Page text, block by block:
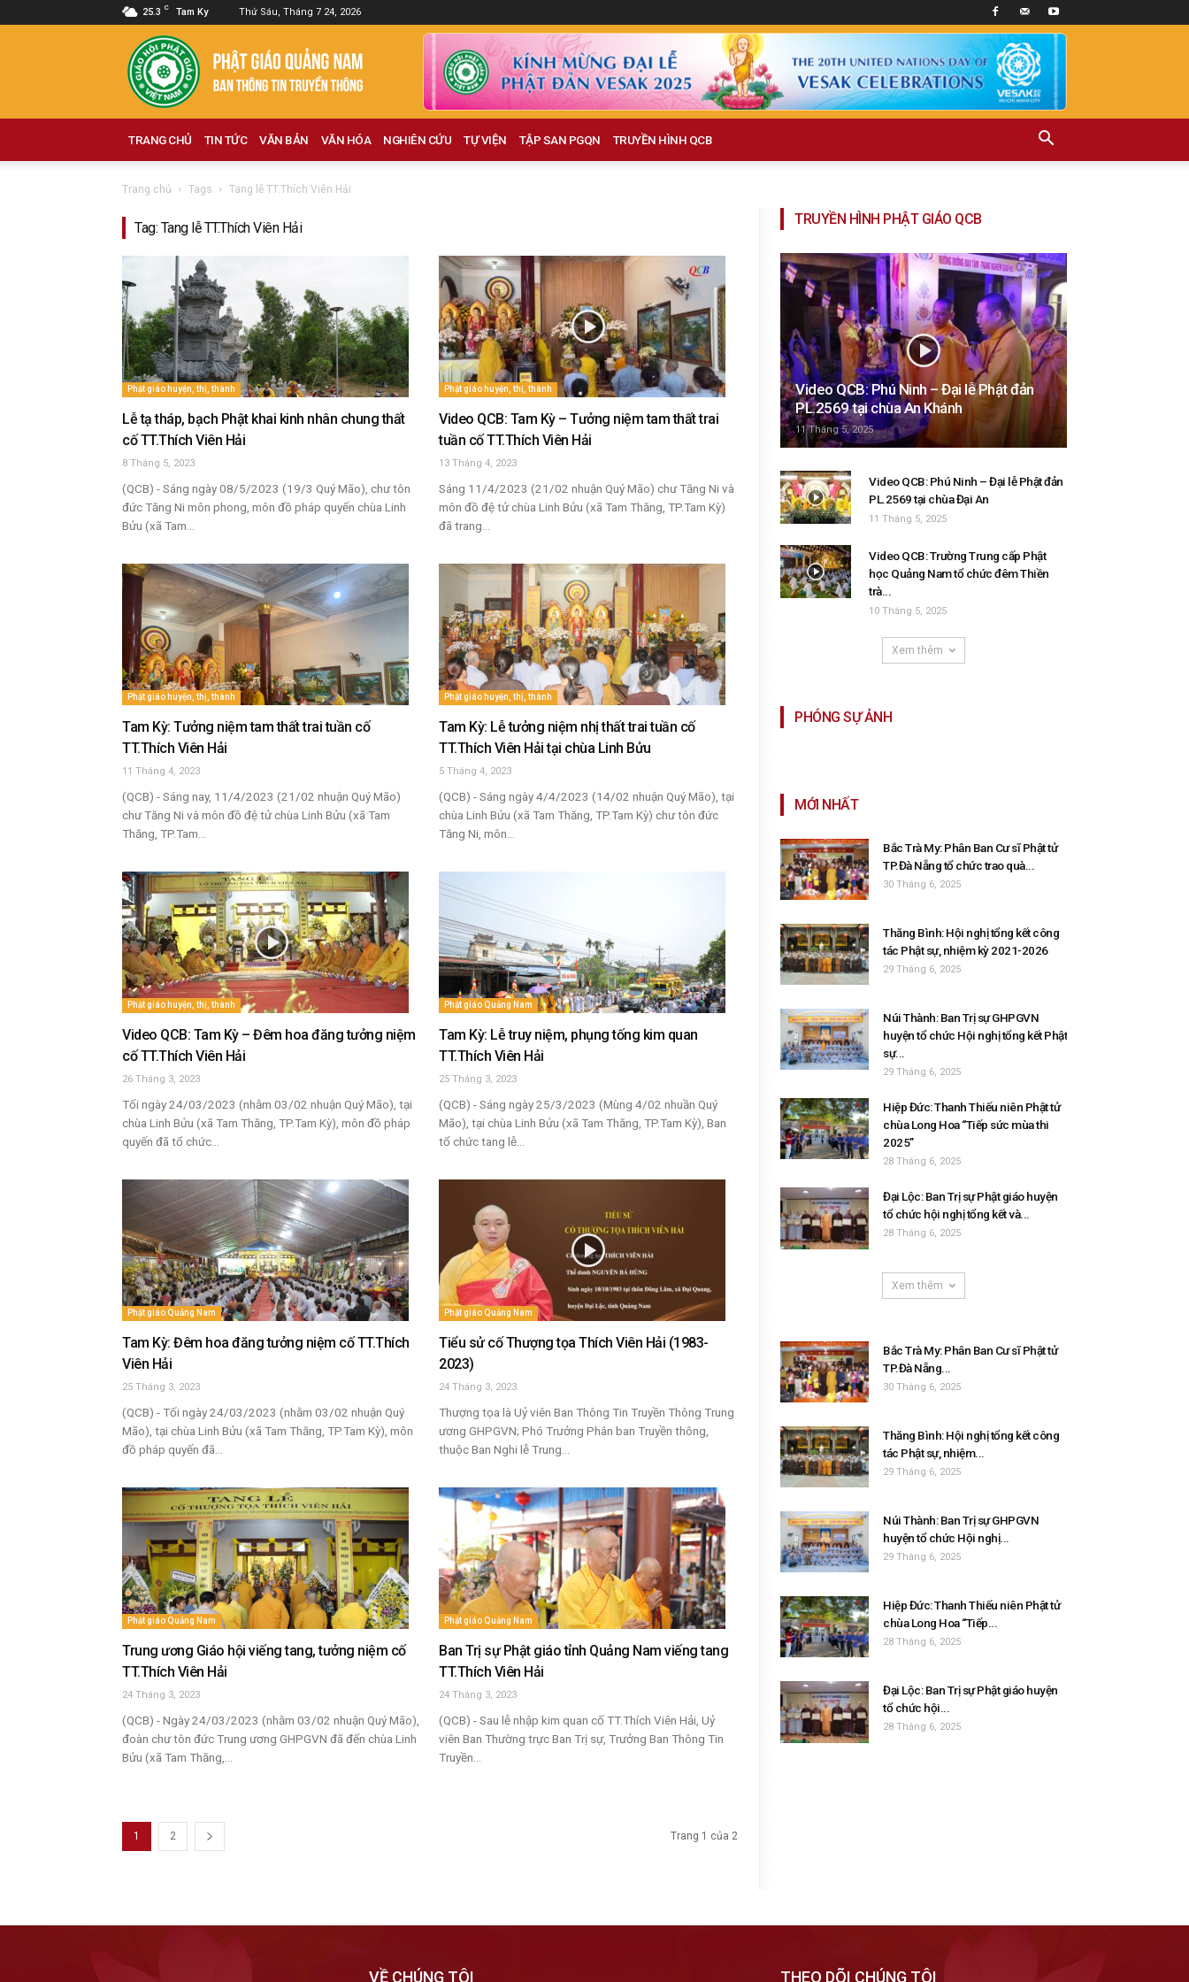
25.3 C Tam Ky Thứ Sáu, Tháng 7 24, 2026
Phật
giáo
Quảng
Nam
TRANG CHỦ TIN TỨC VĂN BẢN VĂN HÓA NGHIÊN CỨU TỰ VIỆN TẬP SAN PGQN TRUYỀN HÌNH QCB
Trang chủ Tags Tang lễ TT.Thích Viên Hải
Tag: Tang lễ TT.Thích Viên Hải
Phật giáo huyện, thị, thành
Lễ tạ tháp, bạch Phật khai kinh nhân chung thất
cố TT.Thích Viên Hải
8 Tháng 5, 2023
(QCB) - Sáng ngày 08/5/2023 (19/3 Quý Mão), chư tôn
đức Tăng Ni môn phong, môn đồ pháp quyến chùa Linh
Bửu (xã Tam...
Phật giáo huyện, thị, thành
Video QCB: Tam Kỳ – Tưởng niệm tam thất trai
tuần cố TT.Thích Viên Hải
13 Tháng 4, 2023
Sáng 11/4/2023 (21/02 nhuận Quý Mão) chư Tăng Ni và
môn đồ đệ tử chùa Linh Bửu (xã Tam Thăng, TP.Tam Kỳ)
đã trang...
Phật giáo huyện, thị, thành
Tam Kỳ: Tưởng niệm tam thất trai tuần cố
TT.Thích Viên Hải
11 Tháng 4, 2023
(QCB) - Sáng nay, 11/4/2023 (21/02 nhuận Quý Mão)
chư Tăng Ni và môn đồ đệ tử chùa Linh Bửu (xã Tam
Thăng, TP.Tam...
Phật giáo huyện, thị, thành
Tam Kỳ: Lễ tưởng niệm nhị thất trai tuần cố
TT.Thích Viên Hải tại chùa Linh Bửu
5 Tháng 4, 2023
(QCB) - Sáng ngày 4/4/2023 (14/02 nhuận Quý Mão), tại
chùa Linh Bửu (xã Tam Thăng, TP.Tam Kỳ) chư tôn đức
Tăng Ni, môn...
Phật giáo huyện, thị, thành
Video QCB: Tam Kỳ – Đêm hoa đăng tưởng niệm
cố TT.Thích Viên Hải
26 Tháng 3, 2023
Tối ngày 24/03/2023 (nhằm 03/02 nhuận Quý Mão), tại
chùa Linh Bửu (xã Tam Thăng, TP.Tam Kỳ), môn đồ pháp
quyến đã tổ chức...
Phật giáo Quảng Nam
Tam Kỳ: Lễ truy niệm, phụng tống kim quan
TT.Thích Viên Hải
25 Tháng 3, 2023
(QCB) - Sáng ngày 25/3/2023 (Mùng 4/02 nhuần Quý
Mão), tại chùa Linh Bửu (xã Tam Thăng, TP.Tam Kỳ), Ban
tổ chức tang lễ...
Phật giáo Quảng Nam
Tam Kỳ: Đêm hoa đăng tưởng niệm cố TT.Thích
Viên Hải
25 Tháng 3, 2023
(QCB) - Tối ngày 24/03/2023 (nhằm 03/02 nhuận Quý
Mão), tại chùa Linh Bửu (xã Tam Thăng, TP.Tam Kỳ), môn
đồ pháp quyến đã...
Phật giáo Quảng Nam
Tiểu sử cố Thượng tọa Thích Viên Hải (1983-
2023)
24 Tháng 3, 2023
Thượng tọa là Uỷ viên Ban Thông Tin Truyền Thông Trung
ương GHPGVN; Phó Trưởng Phân ban Truyền thông,
thuộc Ban Nghi lễ Trung...
Phật giáo Quảng Nam
Trung ương Giáo hội viếng tang, tưởng niệm cố
TT.Thích Viên Hải
24 Tháng 3, 2023
(QCB) - Ngày 24/03/2023 (nhằm 03/02 nhuận Quý Mão),
đoàn chư tôn đức Trung ương GHPGVN đã đến chùa Linh
Bửu (xã Tam Thăng,...
Phật giáo Quảng Nam
Ban Trị sự Phật giáo tỉnh Quảng Nam viếng tang
TT.Thích Viên Hải
24 Tháng 3, 2023
(QCB) - Sau lễ nhập kim quan cố TT.Thích Viên Hải, Uỷ
viên Ban Thường trực Ban Trị sự, Trưởng Ban Thông Tin
Truyền...
1 2 Trang 1 của 2
TRUYỀN HÌNH PHẬT GIÁO QCB
Video QCB: Phú Ninh – Đại lễ Phật đản
PL.2569 tại chùa An Khánh
11 Tháng 5, 2025
Video QCB: Phú Ninh – Đại lễ Phật đản
PL.2569 tại chùa Đại An
11 Tháng 5, 2025
Video QCB: Trường Trung cấp Phật
học Quảng Nam tổ chức đêm Thiền
trà...
10 Tháng 5, 2025
Xem thêm
PHÓNG SỰ ẢNH
MỚI NHẤT
Bắc Trà My: Phân Ban Cư sĩ Phật tử
TP.Đà Nẵng tổ chức trao quà...
30 Tháng 6, 2025
Thăng Bình: Hội nghị tổng kết công
tác Phật sự, nhiệm kỳ 2021-2026
29 Tháng 6, 2025
Núi Thành: Ban Trị sự GHPGVN
huyện tổ chức Hội nghị tổng kết Phật
sự...
29 Tháng 6, 2025
Hiệp Đức: Thanh Thiếu niên Phật tử
chùa Long Hoa “Tiếp sức mùa thi
2025”
28 Tháng 6, 2025
Đại Lộc: Ban Trị sự Phật giáo huyện
tổ chức hội nghị tổng kết và...
28 Tháng 6, 2025
Xem thêm
Bắc Trà My: Phân Ban Cư sĩ Phật tử
TP.Đà Nẵng...
30 Tháng 6, 2025
Thăng Bình: Hội nghị tổng kết công
tác Phật sự, nhiệm...
29 Tháng 6, 2025
Núi Thành: Ban Trị sự GHPGVN
huyện tổ chức Hội nghị...
29 Tháng 6, 2025
Hiệp Đức: Thanh Thiếu niên Phật tử
chùa Long Hoa “Tiếp...
28 Tháng 6, 2025
Đại Lộc: Ban Trị sự Phật giáo huyện
tổ chức hội...
28 Tháng 6, 2025
VỀ CHÚNG TÔI THEO DÕI CHÚNG TÔI